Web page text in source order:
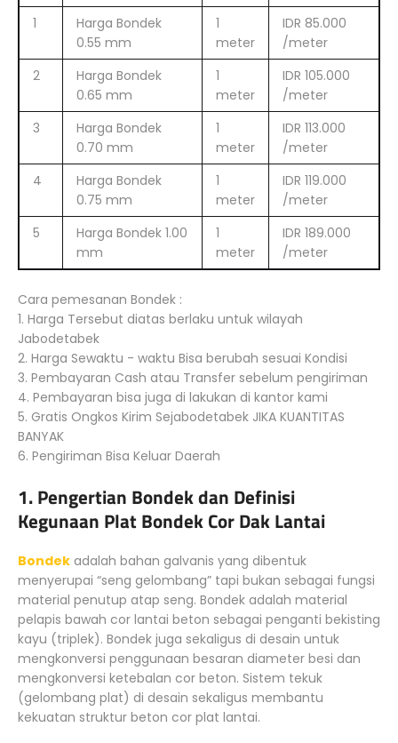
1
Harga Bondek
0.55 mm
1
meter
IDR 85.000
/meter
2
Harga Bondek
0.65 mm
1
meter
IDR 105.000
/meter
3
Harga Bondek
0.70 mm
1
meter
IDR 113.000
/meter
4
Harga Bondek
0.75 mm
1
meter
IDR 119.000
/meter
5
Harga Bondek 1.00
mm
1
meter
IDR 189.000
/meter
Cara pemesanan Bondek :
1. Harga Tersebut diatas berlaku untuk wilayah
Jabodetabek
2. Harga Sewaktu - waktu Bisa berubah sesuai Kondisi
3. Pembayaran Cash atau Transfer sebelum pengiriman
4. Pembayaran bisa juga di lakukan di kantor kami
5. Gratis Ongkos Kirim Sejabodetabek JIKA KUANTITAS
BANYAK
6. Pengiriman Bisa Keluar Daerah
1. Pengertian Bondek dan Definisi
Kegunaan Plat Bondek Cor Dak Lantai
Bondek adalah bahan galvanis yang dibentuk
menyerupai “seng gelombang” tapi bukan sebagai fungsi
material penutup atap seng. Bondek adalah material
pelapis bawah cor lantai beton sebagai penganti bekisting
kayu (triplek). Bondek juga sekaligus di desain untuk
mengkonversi penggunaan besaran diameter besi dan
mengkonversi ketebalan cor beton. Sistem tekuk
(gelombang plat) di desain sekaligus membantu
kekuatan struktur beton cor plat lantai.